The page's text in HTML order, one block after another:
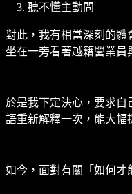
聽不懂主動問
對此，我有相當深刻的體
坐在一旁看著越籍營業員
於是我下定決心，要求自
語重新解釋一次，能大幅
如今，面對有關「如何才